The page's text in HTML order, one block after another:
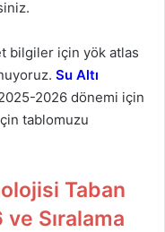
bilgiler için yök atlas
Su Altı
2026 dönemi için
tablomuzu
Taban
Sıralama